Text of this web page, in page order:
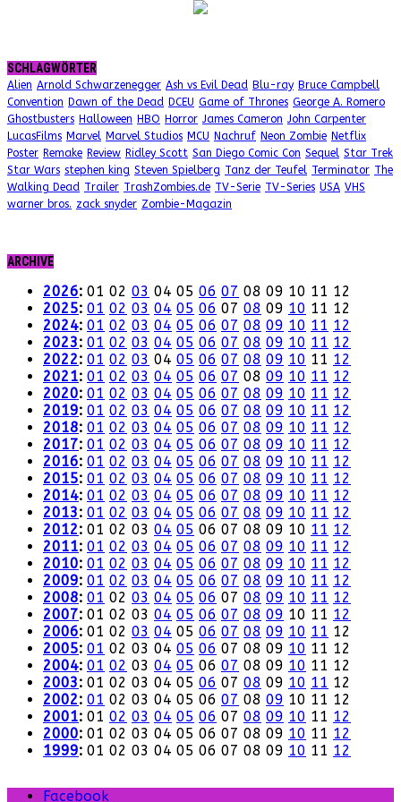
SCHLAGWÖRTER
Alien Arnold Schwarzenegger Ash vs Evil Dead Blu-ray Bruce Campbell
Convention Dawn of the Dead DCEU Game of Thrones George A. Romero
Ghostbusters Halloween HBO Horror James Cameron John Carpenter
LucasFilms Marvel Marvel Studios MCU Nachruf Neon Zombie Netflix
Poster Remake Review Ridley Scott San Diego Comic Con Sequel Star Trek
Star Wars stephen king Steven Spielberg Tanz der Teufel Terminator The
Walking Dead Trailer TrashZombies.de TV-Serie TV-Series USA VHS
warner bros. zack snyder Zombie-Magazin
ARCHIVE
2026: 01 02 03 04 05 06 07 08 09 10 11 12
2025: 01 02 03 04 05 06 07 08 09 10 11 12
2024: 01 02 03 04 05 06 07 08 09 10 11 12
2023: 01 02 03 04 05 06 07 08 09 10 11 12
2022: 01 02 03 04 05 06 07 08 09 10 11 12
2021: 01 02 03 04 05 06 07 08 09 10 11 12
2020: 01 02 03 04 05 06 07 08 09 10 11 12
2019: 01 02 03 04 05 06 07 08 09 10 11 12
2018: 01 02 03 04 05 06 07 08 09 10 11 12
2017: 01 02 03 04 05 06 07 08 09 10 11 12
2016: 01 02 03 04 05 06 07 08 09 10 11 12
2015: 01 02 03 04 05 06 07 08 09 10 11 12
2014: 01 02 03 04 05 06 07 08 09 10 11 12
2013: 01 02 03 04 05 06 07 08 09 10 11 12
2012: 01 02 03 04 05 06 07 08 09 10 11 12
2011: 01 02 03 04 05 06 07 08 09 10 11 12
2010: 01 02 03 04 05 06 07 08 09 10 11 12
2009: 01 02 03 04 05 06 07 08 09 10 11 12
2008: 01 02 03 04 05 06 07 08 09 10 11 12
2007: 01 02 03 04 05 06 07 08 09 10 11 12
2006: 01 02 03 04 05 06 07 08 09 10 11 12
2005: 01 02 03 04 05 06 07 08 09 10 11 12
2004: 01 02 03 04 05 06 07 08 09 10 11 12
2003: 01 02 03 04 05 06 07 08 09 10 11 12
2002: 01 02 03 04 05 06 07 08 09 10 11 12
2001: 01 02 03 04 05 06 07 08 09 10 11 12
2000: 01 02 03 04 05 06 07 08 09 10 11 12
1999: 01 02 03 04 05 06 07 08 09 10 11 12
Facebook